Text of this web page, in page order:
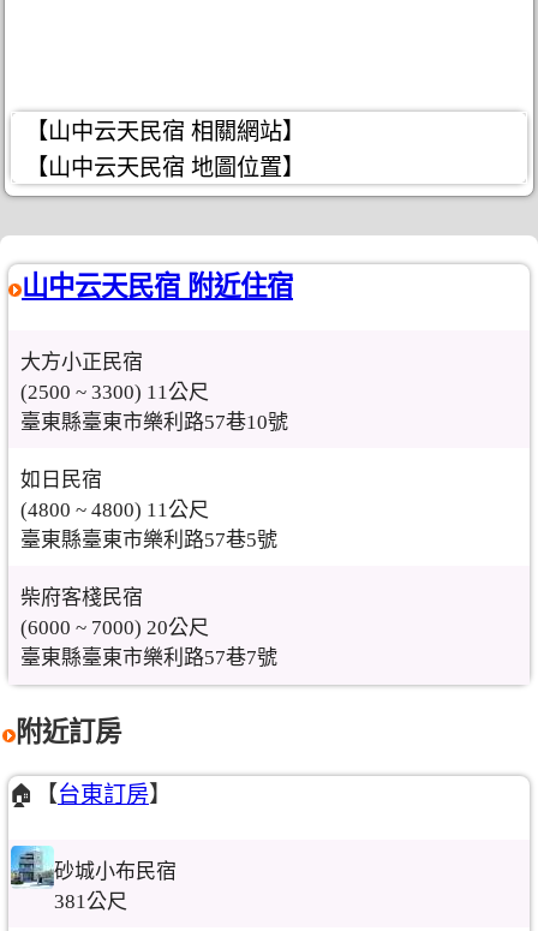
【山中云天民宿 相關網站】
【山中云天民宿 地圖位置】
山中云天民宿 附近住宿
大方小正民宿
(2500 ~ 3300) 11公尺
臺東縣臺東市樂利路57巷10號
如日民宿
(4800 ~ 4800) 11公尺
臺東縣臺東市樂利路57巷5號
柴府客棧民宿
(6000 ~ 7000) 20公尺
臺東縣臺東市樂利路57巷7號
附近訂房
🏠【台東訂房】
砂城小布民宿
381公尺